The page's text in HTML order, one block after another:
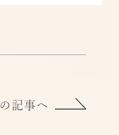
記事へ